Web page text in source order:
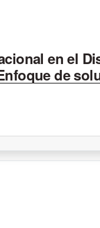
en el
de